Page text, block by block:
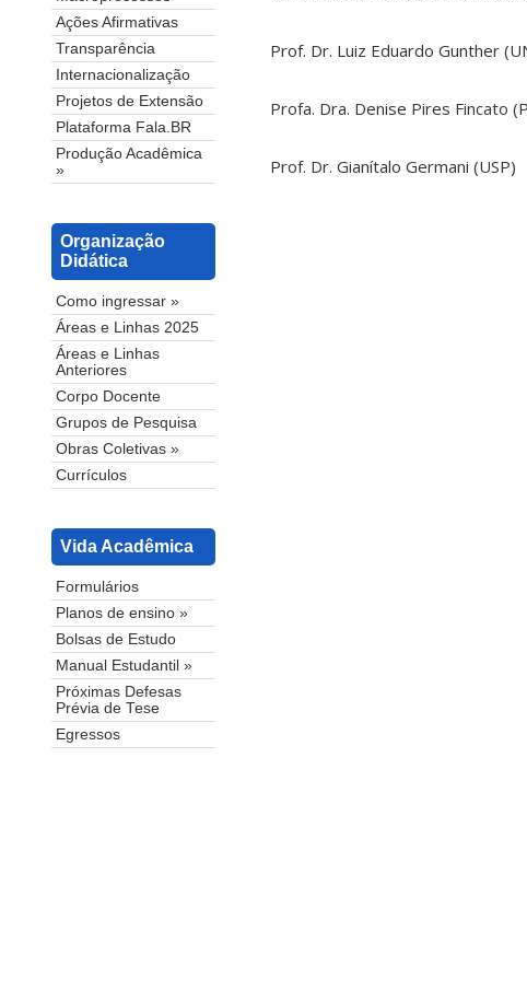
Ações Afirmativas
Transparência
Internacionalização
Projetos de Extensão
Plataforma Fala.BR
Produção Acadêmica
»
Organização
Didática
Como ingressar »
Áreas e Linhas 2025
Áreas e Linhas
Anteriores
Corpo Docente
Grupos de Pesquisa
Obras Coletivas »
Currículos
Vida Acadêmica
Formulários
Planos de ensino »
Bolsas de Estudo
Manual Estudantil »
Próximas Defesas
Prévia de Tese
Egressos
Prof. Dr. Luiz Eduardo Gunther
Profa. Dra. Denise Pires Fincato
Prof. Dr. Gianítalo Germani (USP)